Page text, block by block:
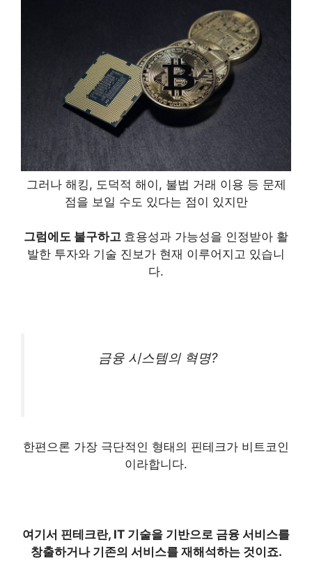
그러나 해킹, 도덕적 해이, 불법 거래 이용 등 문제
점을 보일 수도 있다는 점이 있지만
그럼에도 불구하고 효용성과 가능성을 인정받아 활
발한 투자와 기술 진보가 현재 이루어지고 있습니
다.
금융 시스템의 혁명?
한편으론 가장 극단적인 형태의 핀테크가 비트코인
이라합니다.
여기서 핀테크란, IT 기술을 기반으로 금융 서비스를
창출하거나 기존의 서비스를 재해석하는 것이죠.